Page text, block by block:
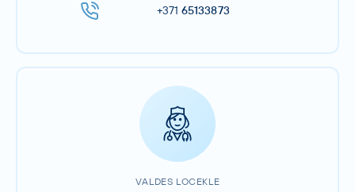
+371 65133873
VALDES LOCEKLE